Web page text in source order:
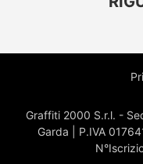
Graffiti 2000 S.r.l. -
Garda | P.IVA